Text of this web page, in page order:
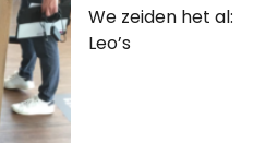
We zeiden het al:
Leo’s